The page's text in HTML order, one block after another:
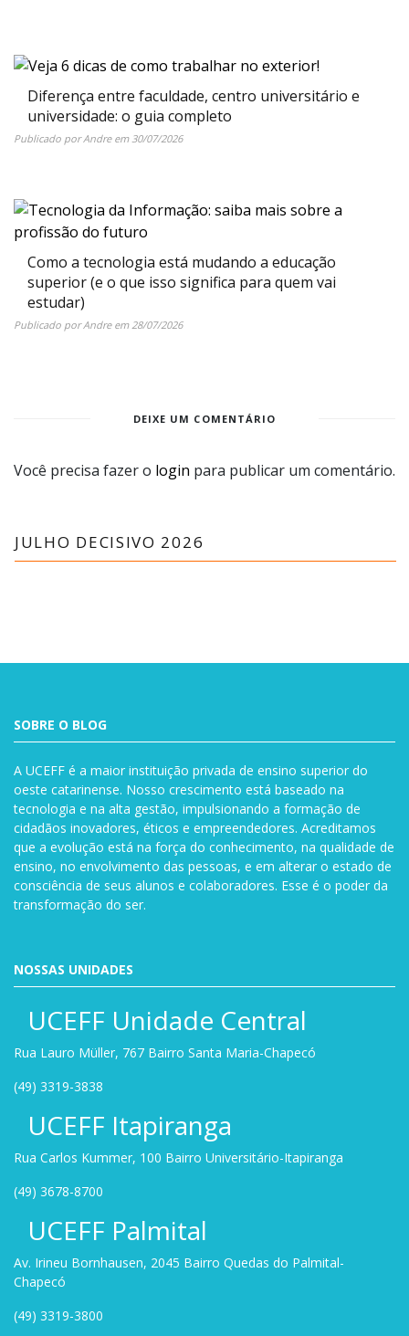
Diferença entre faculdade, centro universitário e
universidade: o guia completo
Publicado porAndreem 30/07/2026
Como a tecnologia está mudando a educação
superior (e o que isso significa para quem vai
estudar)
Publicado porAndreem 28/07/2026
DEIXE UM COMENTÁRIO
Você precisa fazer o login para publicar um comentário.
JULHO DECISIVO 2026
SOBRE O BLOG
A UCEFF é a maior instituição privada de ensino superior do
oeste catarinense. Nosso crescimento está baseado na
tecnologia e na alta gestão, impulsionando a formação de
cidadãos inovadores, éticos e empreendedores. Acreditamos
que a evolução está na força do conhecimento, na qualidade de
ensino, no envolvimento das pessoas, e em alterar o estado de
consciência de seus alunos e colaboradores. Esse é o poder da
transformação do ser.
NOSSAS UNIDADES
UCEFF Unidade Central
Rua Lauro Müller, 767 Bairro Santa Maria-Chapecó
(49) 3319-3838
UCEFF Itapiranga
Rua Carlos Kummer, 100 Bairro Universitário-Itapiranga
(49) 3678-8700
UCEFF Palmital
Av. Irineu Bornhausen, 2045 Bairro Quedas do Palmital-
Chapecó
(49) 3319-3800